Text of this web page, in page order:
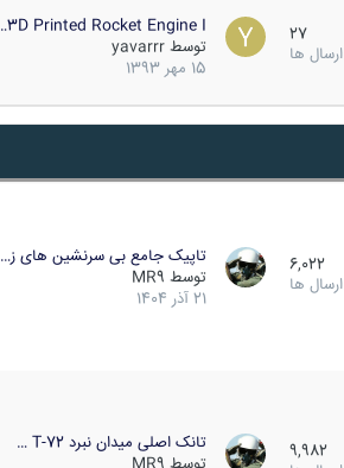
27
ارسال ها
3D Printed Rocket Engine I…
توسط yavarrr
15 مهر 1393
6,022
ارسال ها
تاپیک جامع بی سرنشین های ز…
توسط MR9
21 آذر 1404
9,982
تانک اصلی میدان نبرد T-72 …